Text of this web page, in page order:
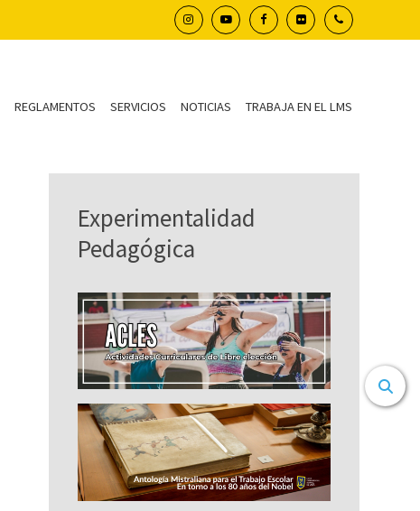
REGLAMENTOS SERVICIOS NOTICIAS TRABAJA EN EL LMS
Experimentalidad
Pedagógica